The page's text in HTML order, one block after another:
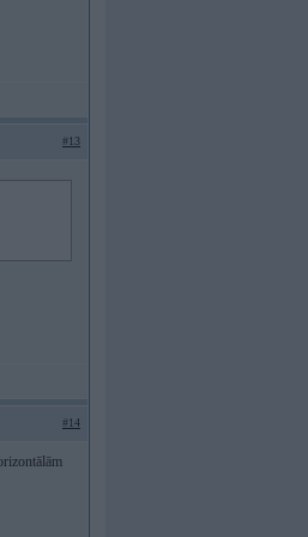
#13
#14